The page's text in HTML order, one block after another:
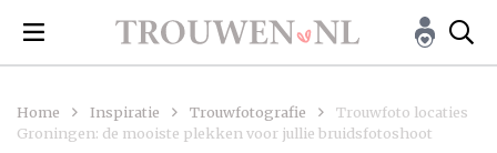
Home Inspiratie Trouwfotografie
Trouwfoto locaties
Groningen: de mooiste plekken voor jullie bruidsfotoshoot